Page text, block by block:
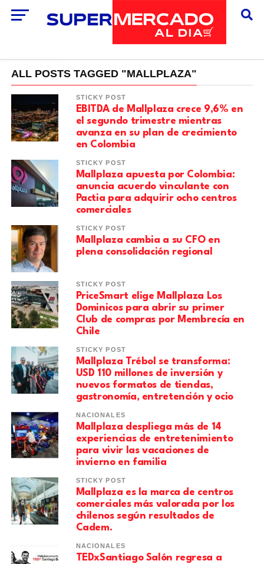
ALL POSTS TAGGED "MALLPLAZA"
STICKY POST
EBITDA de Mallplaza crece 9,6% en
el segundo trimestre mientras
avanza en su plan de crecimiento
en Colombia
STICKY POST
Mallplaza apuesta por Colombia:
anuncia acuerdo vinculante con
Pactia para adquirir ocho centros
comerciales
STICKY POST
Mallplaza cambia a su CFO en
plena consolidación regional
STICKY POST
PriceSmart elige Mallplaza Los
Dominicos para abrir su primer
Club de compras por Membrecía en
Chile
STICKY POST
Mallplaza Trébol se transforma:
USD 110 millones de inversión y
nuevos formatos de tiendas,
gastronomía, entretención y ocio
NACIONALES
Mallplaza despliega más de 14
experiencias de entretenimiento
para vivir las vacaciones de
invierno en familia
STICKY POST
Mallplaza es la marca de centros
comerciales más valorada por los
chilenos según resultados de
Cadem.
NACIONALES
TEDxSantiago Salón regresa a